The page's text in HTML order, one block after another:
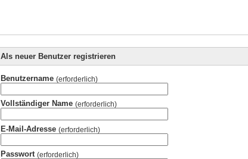
Als neuer Benutzer registrieren
Benutzername (erforderlich)
Vollständiger Name (erforderlich)
E-Mail-Adresse (erforderlich)
Passwort (erforderlich)